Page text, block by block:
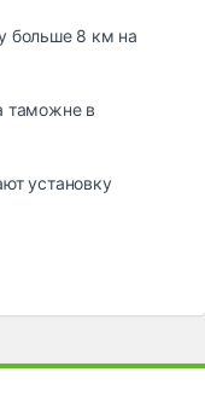
больше 8 км на
таможне в
ycтaнoвкy